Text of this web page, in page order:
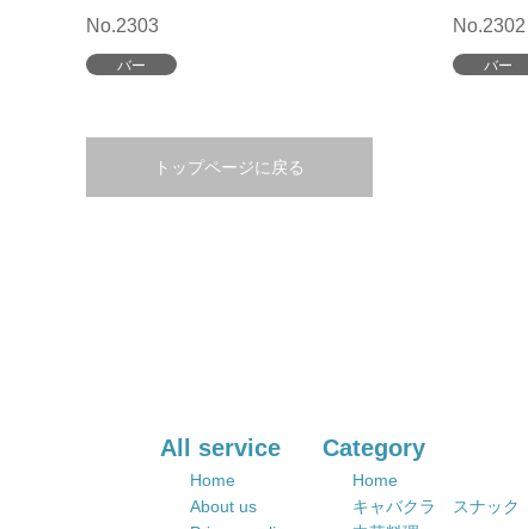
No.2303
バー
No.2302
バー
トップページに戻る
All service
Home
About us
Category
Home
キャバクラ スナック